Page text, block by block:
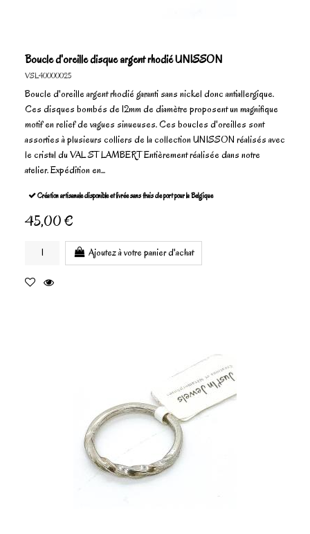
Boucle d'oreille disque argent rhodié UNISSON
VSL40000025
Boucle d'oreille argent rhodié garanti sans nickel donc antiallergique.
Ces disques bombés de 12mm de diamètre proposent un magnifique
motif en relief de vagues sinueuses. Ces boucles d'oreilles sont
assorties à plusieurs colliers de la collection UNISSON réalisés avec
le cristal du VAL ST LAMBERT Entièrement réalisée dans notre
atelier. Expédition en...
Création artisanale disponible et livrée sans frais de port pour la Belgique
45,00 €
Ajoutez à votre panier d'achat